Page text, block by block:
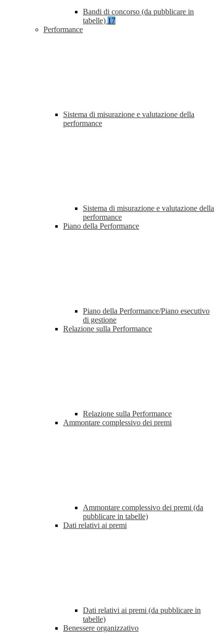
Bandi di concorso (da pubblicare in
tabelle) 17
Performance
Sistema di misurazione e valutazione della
performance
Sistema di misurazione e valutazione della
performance
Piano della Performance
Piano della Performance/Piano esecutivo
di gestione
Relazione sulla Performance
Relazione sulla Performance
Ammontare complessivo dei premi
Ammontare complessivo dei premi (da
pubblicare in tabelle)
Dati relativi ai premi
Dati relativi ai premi (da pubblicare in
tabelle)
Benessere organizzativo